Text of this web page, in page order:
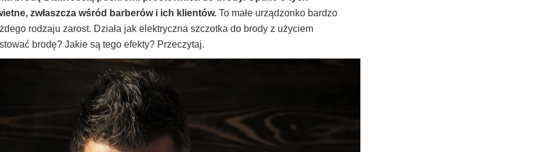
zwłaszcza wśród barberów i ich klientów. To małe urządzonko bardzo
rodzaju zarost. Działa jak elektryczna szczotka do brody z użyciem
brodę? Jakie są tego efekty? Przeczytaj.